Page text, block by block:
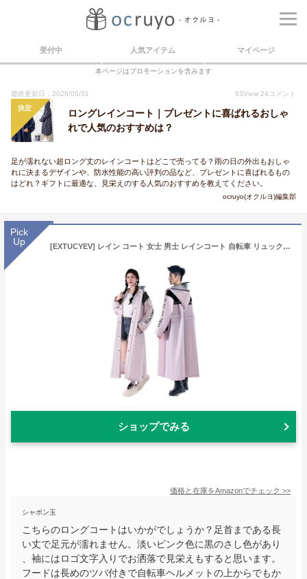
受付中 人気アイテム マイページ
本ページはプロモーションを含みます
最終更新日：2026/05/31 63View 24 コメント
決定
ロングレインコート｜プレゼントに喜ばれるおしゃ
れで人気のおすすめは？
足が濡れない超ロング丈のレインコートはどこで売ってる？雨の日の外出もおしゃ
れに決まるデザインや、防水性能の高い評判の品など、プレゼントに喜ばれるもの
はどれ？ギフトに最適な、見栄えのする人気のおすすめを教えてください。
ocruyo(オクルヨ)編集部
Pick
Up
[EXTUCYEV] レイン コート 女士 男士 レインコート 自転車 リュック対応 大雨対策、ロングレインコート、雨よけ、通勤、通学、男女兼用 収納バッグ付きB S
ショップでみる
価格と在庫をAmazonでチェック >>
シャボン玉
こちらのロングコートはいかがでしょうか？足首まである長
い丈で足元が濡れません。淡いピンク色に黒のさし色があり
、袖にはロゴ文字入りでお洒落で見栄えもすると思います。
フードは長めのツバ付きで自転車ヘルメットの上からでもか